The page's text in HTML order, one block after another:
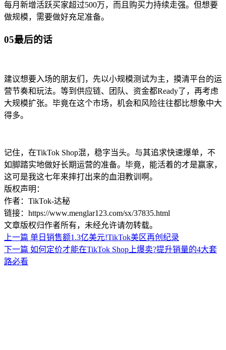
每月新增活跃买家超过500万，而且购买力持续走强。但想要
做规模，需要做好充足准备。
05最后的话
建议想要入场的朋友们，先以小规模测试为主，摸清平台的运
营节奏和玩法。等到供应链、团队、资金都Ready了，再考虑
大规模扩张。毕竟在这个市场，机会和风险往往都比想象中大
得多。
记住，在TikTok Shop混，稳字当头。与其追求快速爆单，不
如脚踏实地做好长期运营的准备。毕竟，能活着的才是赢家，
这可是我这七年来摔打出来的血泪教训啊。
版权声明：
作者：TikTok-达秘
链接：https://www.menglar123.com/sx/37835.html
文章版权归作者所有，未经允许请勿转载。
上一篇 单日销售额1.3亿美元!TikTok美区再创纪录
下一篇 如何定价才能在TikTok Shop上爆卖?提升销量的4大套
路必看